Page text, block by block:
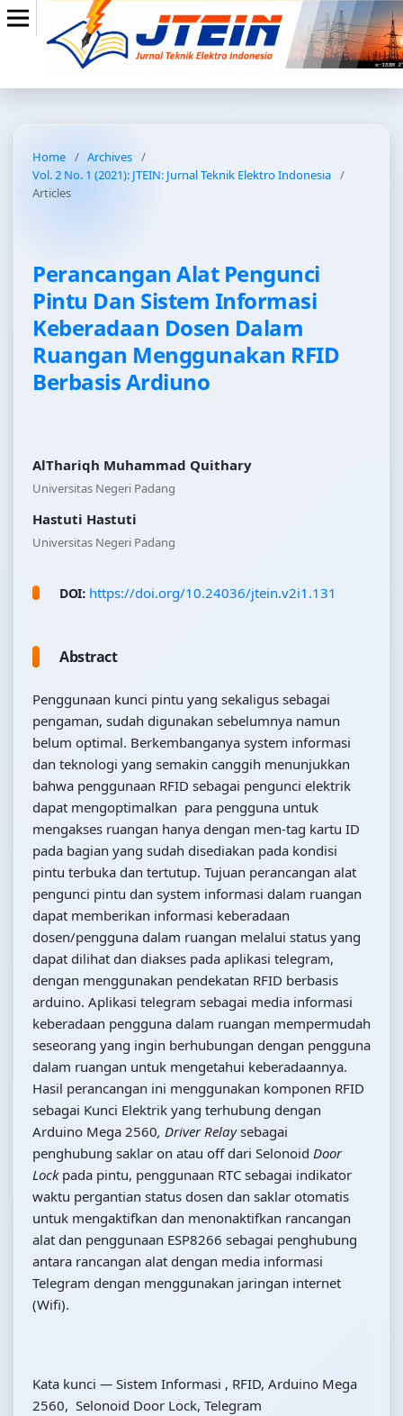
Home / Archives /
Vol. 2 No. 1 (2021): JTEIN: Jurnal Teknik Elektro Indonesia /
Articles
Perancangan Alat Pengunci
Pintu Dan Sistem Informasi
Keberadaan Dosen Dalam
Ruangan Menggunakan RFID
Berbasis Ardiuno
AlThariqh Muhammad Quithary
Universitas Negeri Padang
Hastuti Hastuti
Universitas Negeri Padang
DOI: https://doi.org/10.24036/jtein.v2i1.131
Abstract
Penggunaan kunci pintu yang sekaligus sebagai
pengaman, sudah digunakan sebelumnya namun
belum optimal. Berkembanganya system informasi
dan teknologi yang semakin canggih menunjukkan
bahwa penggunaan RFID sebagai pengunci elektrik
dapat mengoptimalkan para pengguna untuk
mengakses ruangan hanya dengan men-tag kartu ID
pada bagian yang sudah disediakan pada kondisi
pintu terbuka dan tertutup. Tujuan perancangan alat
pengunci pintu dan system informasi dalam ruangan
dapat memberikan informasi keberadaan
dosen/pengguna dalam ruangan melalui status yang
dapat dilihat dan diakses pada aplikasi telegram,
dengan menggunakan pendekatan RFID berbasis
arduino. Aplikasi telegram sebagai media informasi
keberadaan pengguna dalam ruangan mempermudah
seseorang yang ingin berhubungan dengan pengguna
dalam ruangan untuk mengetahui keberadaannya.
Hasil perancangan ini menggunakan komponen RFID
sebagai Kunci Elektrik yang terhubung dengan
Arduino Mega 2560, Driver Relaysebagai
penghubung saklar on atau off dari Selonoid Door
Lockpada pintu, penggunaan RTC sebagai indikator
waktu pergantian status dosen dan saklar otomatis
untuk mengaktifkan dan menonaktifkan rancangan
alat dan penggunaan ESP8266 sebagai penghubung
antara rancangan alat dengan media informasi
Telegram dengan menggunakan jaringan internet
(Wifi).
Kata kunci — Sistem Informasi , RFID, Arduino Mega
2560, Selonoid Door Lock, Telegram